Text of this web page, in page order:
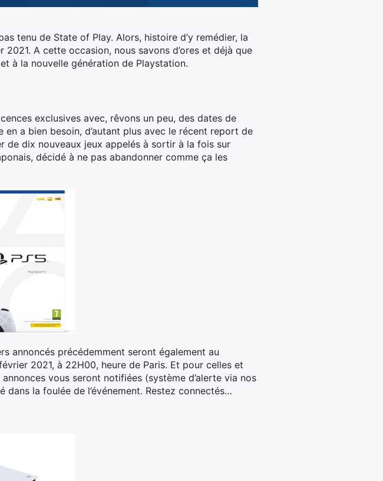
tenu de State of Play. Alors, histoire d’y remédier, la
A cette occasion, nous savons d’ores et déjà que
à la nouvelle génération de Playstation.
exclusives avec, rêvons un peu, des dates de
a bien besoin, d’autant plus avec le récent report de
de dix nouveaux jeux appelés à sortir à la fois sur
décidé à ne pas abandonner comme ça les
annoncés précédemment seront également au
2021, à 22H00, heure de Paris. Et pour celles et
vous seront notifiées (système d’alerte via nos
la foulée de l’événement. Restez connectés…